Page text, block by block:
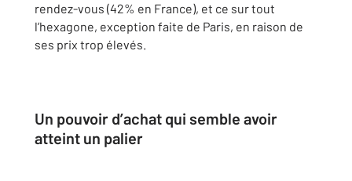
rendez-vous (42% en France), et ce sur tout
l’hexagone, exception faite de Paris, en raison de
ses prix trop élevés.
Un pouvoir d’achat qui semble avoir
atteint un palier